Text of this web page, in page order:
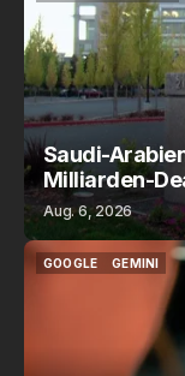
GAMING NEWS
EA
Saudi-
Milliarden-
Aug. 6, 2026
GOOGLE
GEMINI